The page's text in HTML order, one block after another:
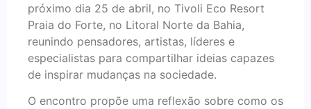
próximo dia 25 de abril, no Tivoli Eco Resort
Praia do Forte, no Litoral Norte da Bahia,
reunindo pensadores, artistas, líderes e
especialistas para compartilhar ideias capazes
de inspirar mudanças na sociedade.
O encontro propõe uma reflexão sobre como os